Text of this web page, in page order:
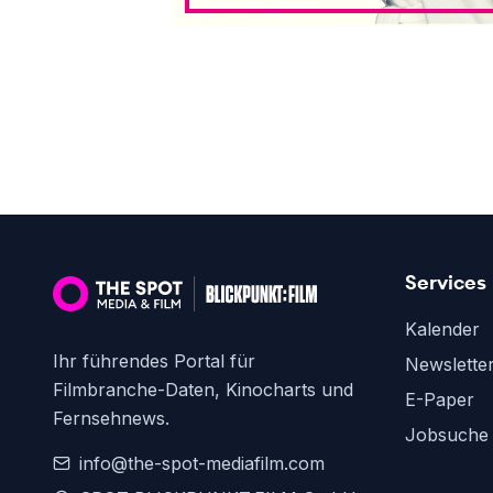
Ihr führendes Portal für
Filmbranche-Daten, Kinocharts und
Fernsehnews.
info@the-spot-mediafilm.com
Services
Kalender
E-Paper
Jobsuche